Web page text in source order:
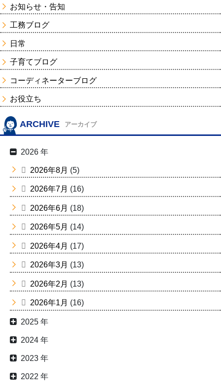
お知らせ・告知
工務ブログ
日常
子育てブログ
コーディネーターブログ
お役立ち
ARCHIVE アーカイブ
2026 年
2026年8月 (5)
2026年7月 (16)
2026年6月 (18)
2026年5月 (14)
2026年4月 (17)
2026年3月 (13)
2026年2月 (13)
2026年1月 (16)
2025 年
2024 年
2023 年
2022 年